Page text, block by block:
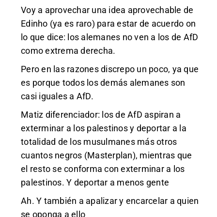
Voy a aprovechar una idea aprovechable de
Edinho (ya es raro) para estar de acuerdo on
lo que dice: los alemanes no ven a los de AfD
como extrema derecha.
Pero en las razones discrepo un poco, ya que
es porque todos los demás alemanes son
casi iguales a AfD.
Matiz diferenciador: los de AfD aspiran a
exterminar a los palestinos y deportar a la
totalidad de los musulmanes más otros
cuantos negros (Masterplan), mientras que
el resto se conforma con exterminar a los
palestinos. Y deportar a menos gente
Ah. Y también a apalizar y encarcelar a quien
se oponga a ello